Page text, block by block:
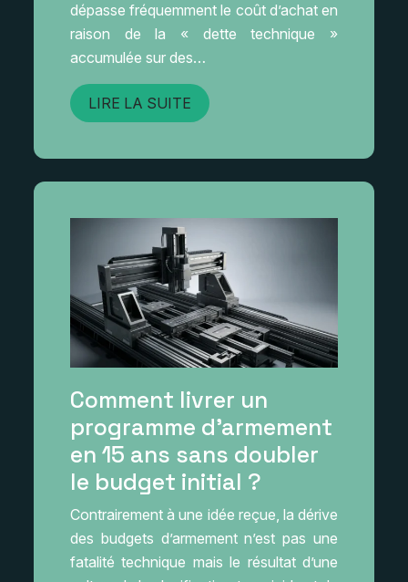
dépasse fréquemment le coût d’achat en
raison de la « dette technique »
accumulée sur des…
LIRE LA SUITE
Comment livrer un
programme d’armement
en 15 ans sans doubler
le budget initial ?
Contrairement à une idée reçue, la dérive
des budgets d’armement n’est pas une
fatalité technique mais le résultat d’une